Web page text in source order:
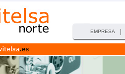
EMPRESA